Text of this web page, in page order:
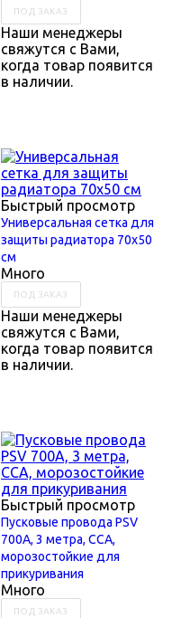
ПОД ЗАКАЗ
Наши менеджеры
свяжутся с Вами,
когда товар появится
в наличии.
Быстрый просмотр
Универсальная сетка для
защиты радиатора 70х50
см
Много
ПОД ЗАКАЗ
Наши менеджеры
свяжутся с Вами,
когда товар появится
в наличии.
Быстрый просмотр
Пусковые провода PSV
700А, 3 метра, ССА,
морозостойкие для
прикуривания
Много
ПОД ЗАКАЗ